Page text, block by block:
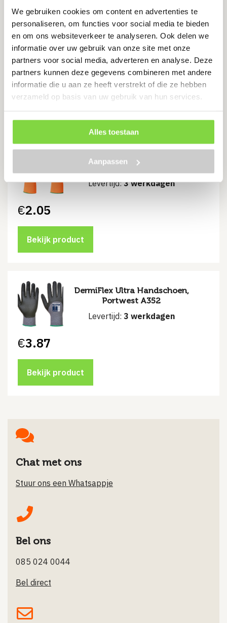
We gebruiken cookies om content en advertenties te
personaliseren, om functies voor social media te bieden
en om ons websiteverkeer te analyseren. Ook delen we
informatie over uw gebruik van onze site met onze
partners voor social media, adverteren en analyse. Deze
partners kunnen deze gegevens combineren met andere
informatie die u aan ze heeft verstrekt of die ze hebben
verzameld op basis van uw gebruik van hun services.
Alles toestaan
Aanpassen
Dexti-Grip Pro Handschoen,
Portwest A325
Levertijd:3 werkdagen
€3.27
Hi-Vis Grip Handschoen – Latex,
Portwest A340
Levertijd:3 werkdagen
€2.05
Bekijk product
DermiFlex Ultra Handschoen,
Portwest A352
Levertijd: 3 werkdagen
€3.87
Bekijk product
Chat met ons
Stuur ons een Whatsappje
Bel ons
085 024 0044
Bel direct